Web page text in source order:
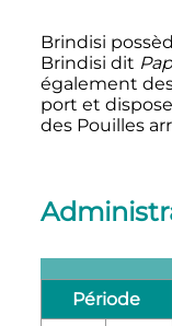
Brindisi
Brindisi dit
également
port et
des Pouilles
Période